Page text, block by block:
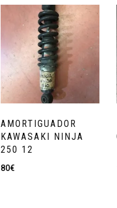
AMORTIGUADOR
KAWASAKI NINJA
250 12
80€